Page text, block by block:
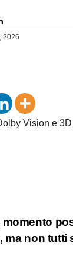
2026
Vision e
ma non tutti